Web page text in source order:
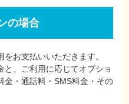
の場合
お支払いいただきます。
と、ご利用に応じてオプショ
金・通話料・SMS料金・その